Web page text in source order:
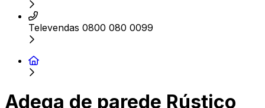
Televendas 0800 080 0099
Adega de parede Rústico